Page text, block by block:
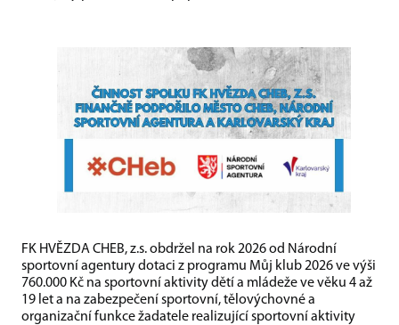
FK HVĚZDA CHEB, z.s. obdržel na rok 2026 od Národní
sportovní agentury dotaci z programu Můj klub 2026 ve výši
760.000 Kč na sportovní aktivity dětí a mládeže ve věku 4 až
19 let a na zabezpečení sportovní, tělovýchovné a
organizační funkce žadatele realizující sportovní aktivity